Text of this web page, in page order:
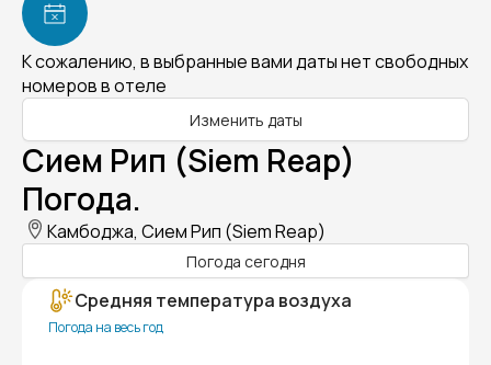
К сожалению, в выбранные вами даты нет свободных
номеров в отеле
Изменить даты
Сием Рип (Siem Reap)
Погода.
Камбоджа, Сием Рип (Siem Reap)
Погода сегодня
Средняя температура воздуха
Погода на весь год